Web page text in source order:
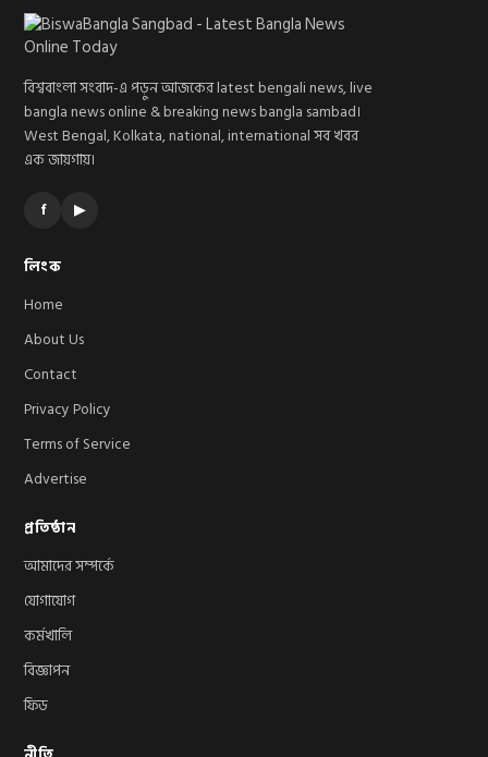
বিশ্ববাংলা সংবাদ-এ পড়ুন আজকের latest bengali news, live
bangla news online & breaking news bangla sambad।
West Bengal, Kolkata, national, international সব খবর
এক জায়গায়।
f ▶
লিংক
Home
About Us
Contact
Privacy Policy
Terms of Service
Advertise
প্রতিষ্ঠান
আমাদের সম্পর্কে
যোগাযোগ
কর্মখালি
বিজ্ঞাপন
ফিড